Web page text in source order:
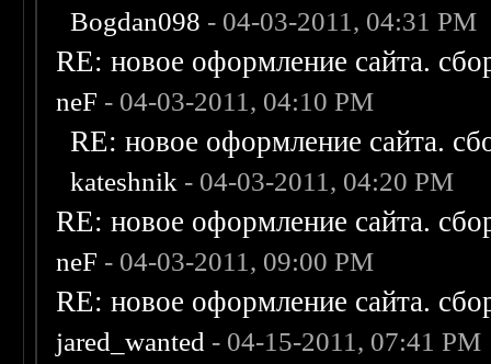
Bogdan098 - 04-03-2011, 04:31 PM
RE: новое оформление сайта.
neF - 04-03-2011, 04:10 PM
RE: новое оформление сайта.
kateshnik - 04-03-2011, 04:20 PM
RE: новое оформление сайта.
neF - 04-03-2011, 09:00 PM
RE: новое оформление сайта.
jared_wanted - 04-15-2011, 07:41 PM